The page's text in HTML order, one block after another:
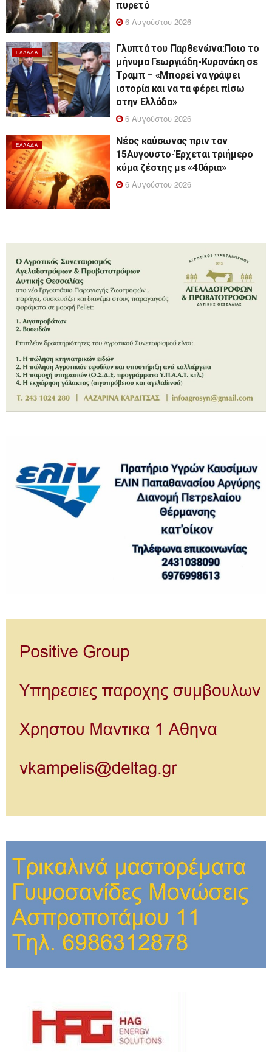
πυρετό
6 Αυγούστου 2026
ΕΛΛΆΔΑ
Γλυπτά του Παρθενώνα:Ποιο το
μήνυμα Γεωργιάδη-Κυρανάκη σε
Τραμπ – «Μπορεί να γράψει
ιστορία και να τα φέρει πίσω
στην Ελλάδα»
6 Αυγούστου 2026
ΕΛΛΆΔΑ
Νέος καύσωνας πριν τον
15Αυγουστο-Έρχεται τριήμερο
κύμα ζέστης με «40άρια»
6 Αυγούστου 2026